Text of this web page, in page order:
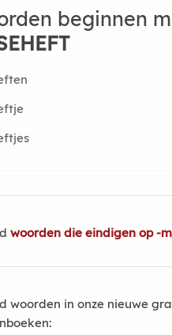
beginnen
woorden die eindigen op -
woorden in onze nieuwe